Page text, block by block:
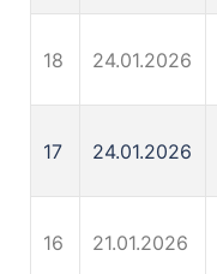
18 24.01.2026
17 24.01.2026
16 21.01.2026